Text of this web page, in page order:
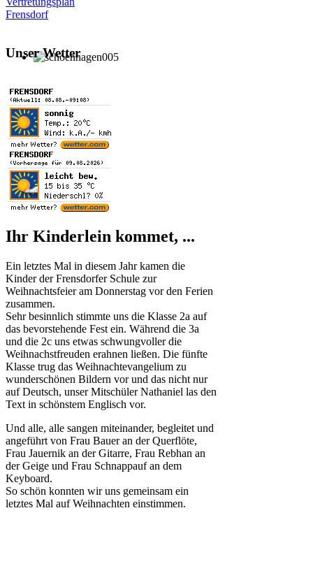
Frensdorf
Unser Wetter
Ihr Kinderlein kommet, ...
Ein letztes Mal in diesem Jahr kamen die
Kinder der Frensdorfer Schule zur
Weihnachtsfeier am Donnerstag vor den Ferien
zusammen.
Sehr besinnlich stimmte uns die Klasse 2a auf
das bevorstehende Fest ein. Während die 3a
und die 2c uns etwas schwungvoller die
Weihnachstfreuden erahnen ließen. Die fünfte
Klasse trug das Weihnachtevangelium zu
wunderschönen Bildern vor und das nicht nur
auf Deutsch, unser Mitschüler Nathaniel las den
Text in schönstem Englisch vor.
Und alle, alle sangen miteinander, begleitet und
angeführt von Frau Bauer an der Querflöte,
Frau Jauernik an der Gitarre, Frau Rebhan an
der Geige und Frau Schnappauf an dem
Keyboard.
So schön konnten wir uns gemeinsam ein
letztes Mal auf Weihnachten einstimmen.